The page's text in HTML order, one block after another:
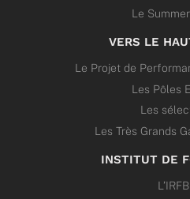
Le
VERS LE
Le Projet de
Les Pôles
Les
Les Très Grands
INSTITUT DE